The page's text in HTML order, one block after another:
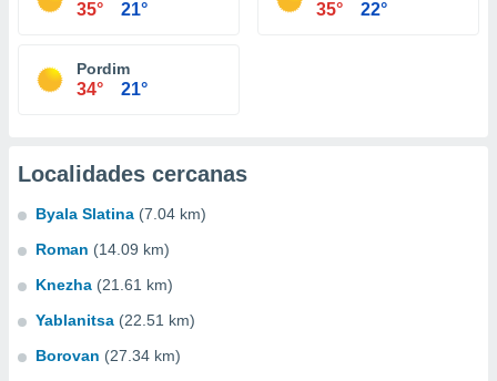
35° 21° 35° 22°
Pordim
34° 21°
Localidades cercanas
Byala Slatina (7.04 km)
Roman (14.09 km)
Knezha (21.61 km)
Yablanitsa (22.51 km)
Borovan (27.34 km)